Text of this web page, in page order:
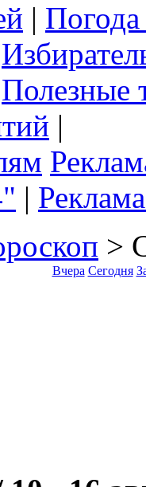
|
Полезные
|
|
>
Вчера Сегодня